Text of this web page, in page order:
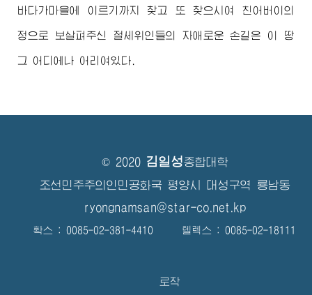
바다가마을에 이르기까지 찾고 또 찾으시여 친 어버이 의
정으로 보살펴주신 절세위인 들의 자애로운 손길은 이 땅
그 어디에나 어리여있다.
© 2020 김일성종합대학
조선민주주의인민공화국 평양시 대성구역 룡남동
ryongnamsan@star-co.net.kp
확스 : 0085-02-381-4410 텔렉스 : 0085-02-18111
로작